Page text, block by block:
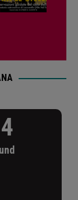
4